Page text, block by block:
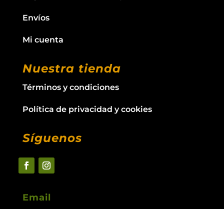
Envíos
Mi cuenta
Nuestra tienda
Términos y condiciones
Política de privacidad y cookies
Síguenos
Email